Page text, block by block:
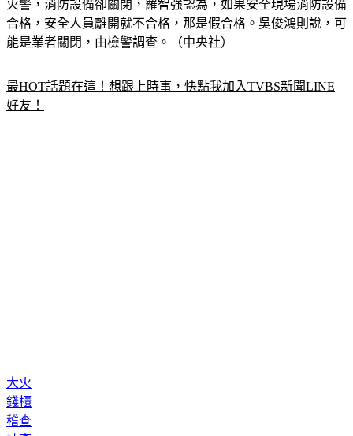
火警，消防設備卻關閉，羅智強認為，如果安全現場消防設備
合格，安全人員離開就不合格，那是假合格。吳俊鴻則說，可
能是業者關閉，由檢警調查。（中央社）
最HOT話題在這！想跟上時事，快點我加入TVBS新聞LINE
好友！
大火
錢櫃
稽查